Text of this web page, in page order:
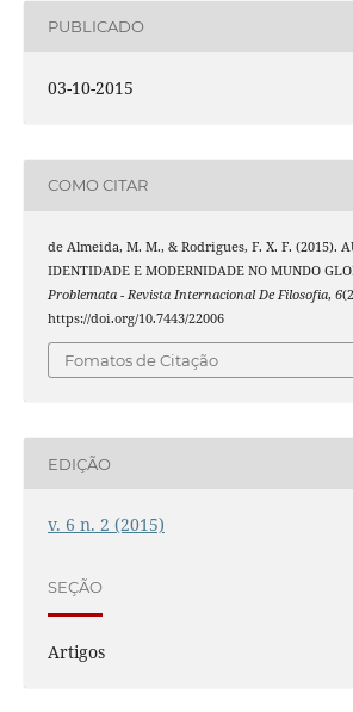
PUBLICADO
03-10-2015
COMO CITAR
de Almeida, M. M., & Rodrigues, F. X. F. (2015).
IDENTIDADE E MODERNIDADE NO MUNDO
Problemata - Revista Internacional De Filosofia, 6
https://doi.org/10.7443/22006
Fomatos de Citação
EDIÇÃO
v. 6 n. 2 (2015)
SEÇÃO
Artigos